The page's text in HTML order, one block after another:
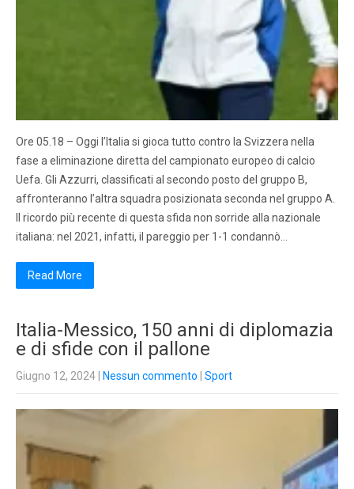
Ore 05.18 – Oggi l’Italia si gioca tutto contro la Svizzera nella
fase a eliminazione diretta del campionato europeo di calcio
Uefa. Gli Azzurri, classificati al secondo posto del gruppo B,
affronteranno l’altra squadra posizionata seconda nel gruppo A.
Il ricordo più recente di questa sfida non sorride alla nazionale
italiana: nel 2021, infatti, il pareggio per 1-1 condannò…
Read More
Italia-Messico, 150 anni di diplomazia
e di sfide con il pallone
Giugno 12, 2024 Nessun commento Sport